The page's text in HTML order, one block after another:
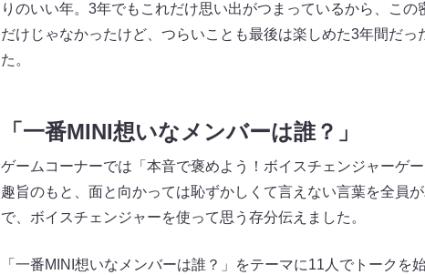
りのいい年。3年でもこれだけ思い出がつまっているから、こ
だけじゃなかったけど、つらいことも最後は楽しめた3年間だっ
た。
「一番MINI想いなメンバーは誰？」
ゲームコーナーでは「本音で褒めよう！ボイスチェンジャーゲ
趣旨のもと、面と向かっては恥ずかしくて言えない言葉を全員
で、ボイスチェンジャーを使って思う存分伝えました。
「一番MINI想いなメンバーは誰？」をテーマに11人でトーク